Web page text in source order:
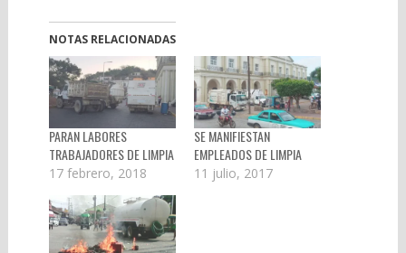
NOTAS RELACIONADAS
PARAN LABORES
TRABAJADORES DE LIMPIA
17 febrero, 2018
SE MANIFIESTAN
EMPLEADOS DE LIMPIA
11 julio, 2017